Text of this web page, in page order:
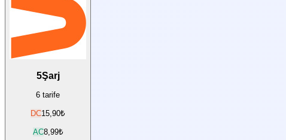
5Şarj
6 tarife
DC15,90₺
AC8,99₺